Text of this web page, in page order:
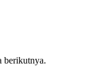
berikutnya.